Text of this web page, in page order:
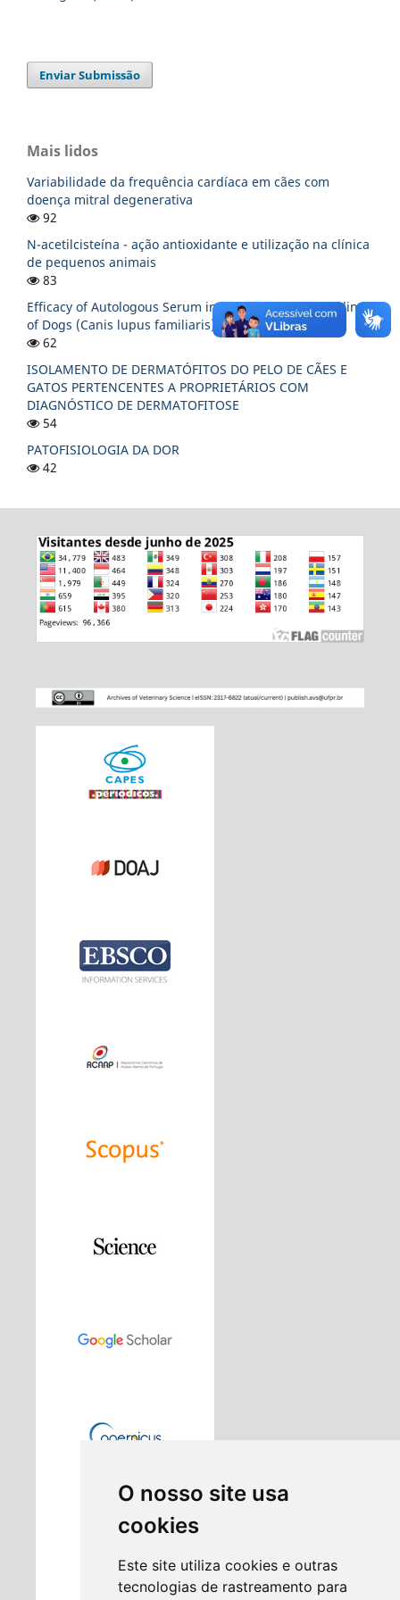
O nosso site usa
cookies
Este site utiliza cookies e outras
tecnologias de rastreamento para
Enviar Submissão
Mais lidos
Variabilidade da frequência cardíaca em cães com
doença mitral degenerativa
92
N-acetilcisteína - ação antioxidante e utilização na clínica
de pequenos animais
83
Efficacy of Autologous Serum in Surgical Wound Healing
of Dogs (Canis lupus familiaris)
62
ISOLAMENTO DE DERMATÓFITOS DO PELO DE CÃES E
GATOS PERTENCENTES A PROPRIETÁRIOS COM
DIAGNÓSTICO DE DERMATOFITOSE
54
PATOFISIOLOGIA DA DOR
42